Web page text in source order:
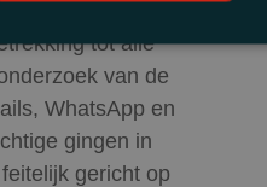
tot alle
van de
WhatsApp en
gingen in
gericht op